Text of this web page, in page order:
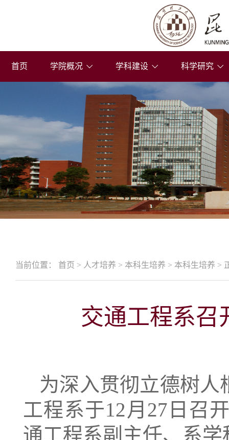
首页 学院概况 学科建设 科学研究
当前位置： 首页 > 人才培养 > 本科生培养 > 本科生培养 >
交通工程系召
为深入贯彻立德树
工程系于12月27日召
通工程系副主任、系